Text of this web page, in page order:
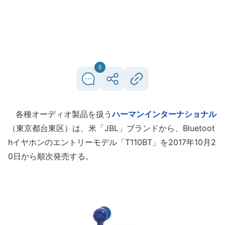
0
各種オーディオ製品を扱うハーマンインターナショナル
（東京都台東区）は、米「JBL」ブランドから、Bluetoot
hイヤホンのエントリーモデル「T110BT」を2017年10月2
0日から順次発売する。